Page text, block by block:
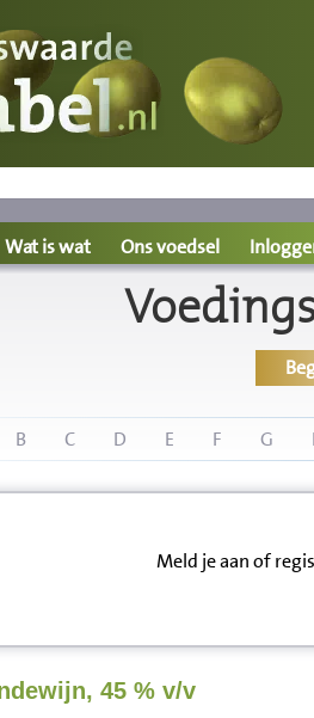
Wat is wat Ons voedsel
B C D E F G
Meld je aan of
45 % v/v